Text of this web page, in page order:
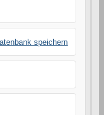
speichern